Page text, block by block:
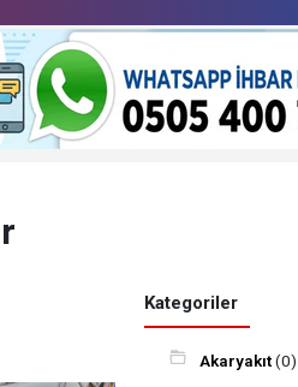
Kategoriler
Akaryakıt(0)